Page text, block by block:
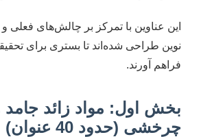
این عناوین با تمرکز بر چالش‌های فعلی
نوین طراحی شده‌اند تا بستری برای
فراهم آورند.
بخش اول: مواد زائد جامد
چرخشی (حدود 40 عنوان)